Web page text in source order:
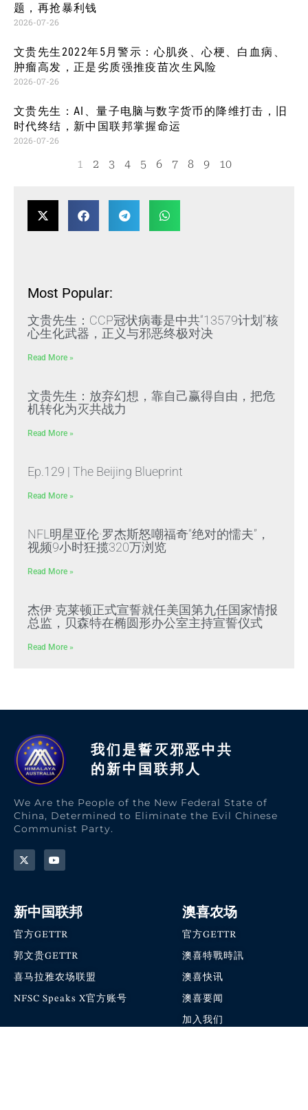
题，再抢暴利钱
2026-07-26
文贵先生2022年5月警示：心肌炎、心梗、白血病、
肿瘤高发，正是劣质强推疫苗次生风险
2026-07-26
文贵先生：AI、量子电脑与数字货币的降维打击，旧
时代终结，新中国联邦掌握命运
2026-07-26
1 2 3 4 5 6 7 8 9 10
Most Popular:
文贵先生：CCP冠状病毒是中共“13579计划”核
心生化武器，正义与邪恶终极对决
Read More »
文贵先生：放弃幻想，靠自己赢得自由，把危
机转化为灭共战力
Read More »
Ep.129 | The Beijing Blueprint
Read More »
NFL明星亚伦·罗杰斯怒嘲福奇“绝对的懦夫”，
视频9小时狂揽320万浏览
Read More »
杰伊·克莱顿正式宣誓就任美国第九任国家情报
总监，贝森特在椭圆形办公室主持宣誓仪式
Read More »
我们是誓灭邪恶中共
的新中国联邦人​
We Are the People of the New Federal State of
China, Determined to Eliminate the Evil Chinese
Communist Party.
新中国联邦
官方GETTR
郭文贵GETTR
喜马拉雅农场联盟
NFSC Speaks X官方账号
澳喜农场
官方GETTR
澳喜特戰時訊
澳喜快讯
澳喜要闻
加入我们